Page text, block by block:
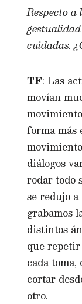
Respecto
cuidadas.
TF: Las
movían
forma más
diálogos
rodar todo
se redujo
grabamos
distintos
que
cada
cortar
otro.